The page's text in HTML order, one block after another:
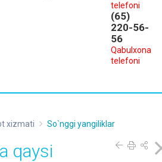
telefoni
(65)
220-56-
56
Qabulxona
telefoni
xizmati So`nggi yangiliklar
qaysi